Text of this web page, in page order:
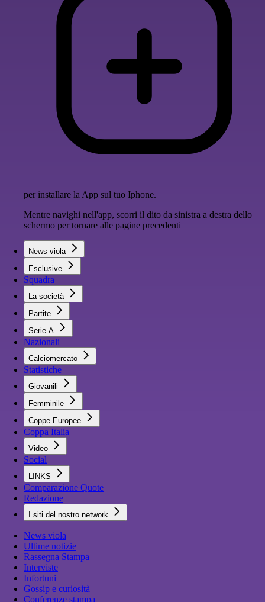
per installare la App sul tuo Iphone.
Mentre navighi nell'app, scorri il dito da sinistra a destra dello
schermo per tornare alle pagine precedenti
News viola
Esclusive
Squadra
La società
Partite
Serie A
Nazionali
Calciomercato
Statistiche
Giovanili
Femminile
Coppe Europee
Coppa Italia
Video
Social
LINKS
Comparazione Quote
Redazione
I siti del nostro network
News viola
Ultime notizie
Rassegna Stampa
Interviste
Infortuni
Gossip e curiosità
Conferenze stampa